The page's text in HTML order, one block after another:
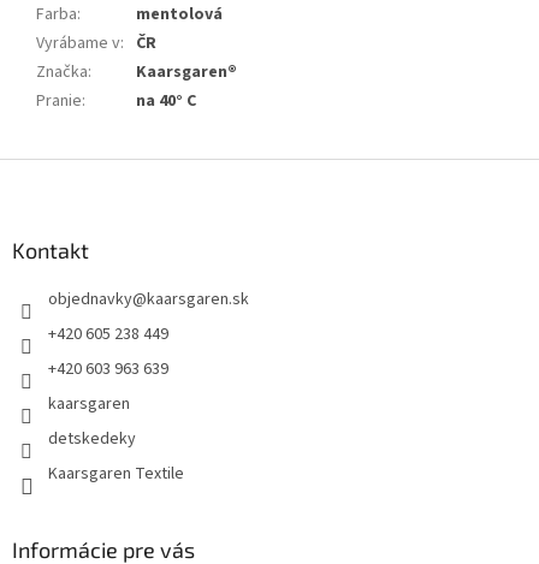
Farba:
mentolová
Vyrábame v: ČR
Značka:
Kaarsgaren®
Pranie: na 40° C
Kontakt
objednavky@kaarsgaren.sk
+420 605 238 449
+420 603 963 639
kaarsgaren
detskedeky
Kaarsgaren Textile
Informácie pre vás